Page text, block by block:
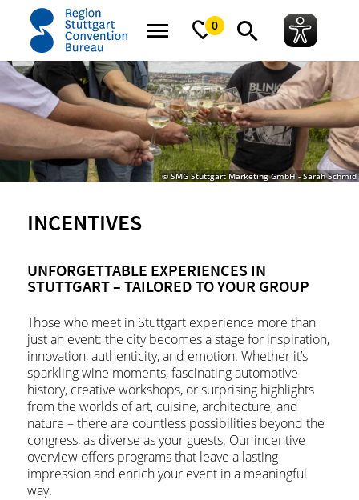
0
home Services Experiences Incentives
© SMG Stuttgart Marketing GmbH - Sarah Schmid
INCENTIVES
UNFORGETTABLE EXPERIENCES IN
STUTTGART – TAILORED TO YOUR GROUP
Those who meet in Stuttgart experience more than
just an event: the city becomes a stage for inspiration,
innovation, authenticity, and emotion. Whether it’s
sparkling wine moments, fascinating automotive
history, creative workshops, or surprising highlights
from the worlds of art, cuisine, architecture, and
nature – there are countless possibilities beyond the
congress, as diverse as your guests. Our incentive
overview offers programs that leave a lasting
impression and enrich your event in a meaningful
way.